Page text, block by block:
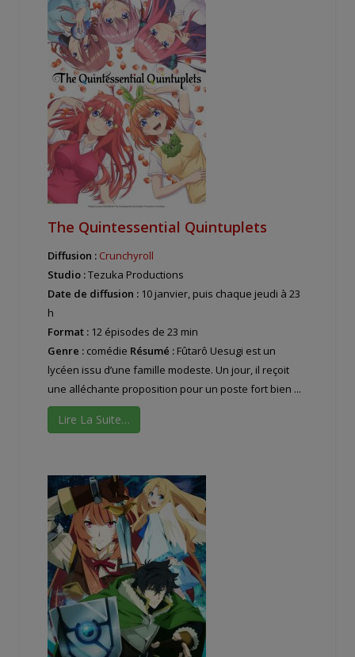
The Quintessential Quintuplets
Diffusion : Crunchyroll
Studio :Tezuka Productions
Date de diffusion : 10 janvier, puis chaque jeudi à 23
h
Format : 12 épisodes de 23 min
Genre : comédie Résumé : Fûtarô Uesugi est un
lycéen issu d’une famille modeste. Un jour, il reçoit
une alléchante proposition pour un poste fort bien ...
Lire La Suite…